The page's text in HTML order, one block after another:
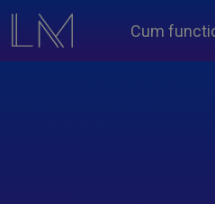
Cum